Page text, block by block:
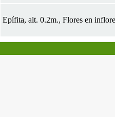
Epífita, alt. 0.2m., Flores en